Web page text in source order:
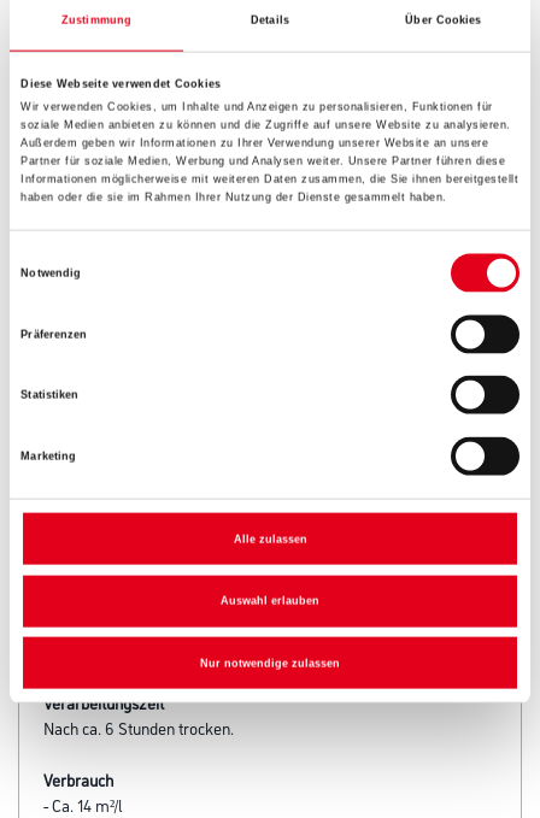
Zustimmung Details Über Cookies
Diese Webseite verwendet Cookies
Wir verwenden Cookies, um Inhalte und Anzeigen zu personalisieren, Funktionen für
soziale Medien anbieten zu können und die Zugriffe auf unsere Website zu analysieren.
Außerdem geben wir Informationen zu Ihrer Verwendung unserer Website an unsere
Partner für soziale Medien, Werbung und Analysen weiter. Unsere Partner führen diese
Informationen möglicherweise mit weiteren Daten zusammen, die Sie ihnen bereitgestellt
haben oder die sie im Rahmen Ihrer Nutzung der Dienste gesammelt haben.
Notwendig
Präferenzen
Statistiken
Marketing
Alle zulassen
Auswahl erlauben
Nur notwendige zulassen
Umrechnungsfaktoren
PRODUKTEIGENSCHAFTEN
Produkteigenschaft
- Besonders geeignet für Kunststofffenster
- Hoch wetterbeständig
Verarbeitungszeit
Nach ca. 6 Stunden trocken.
Verbrauch
- Ca. 14 m²/l